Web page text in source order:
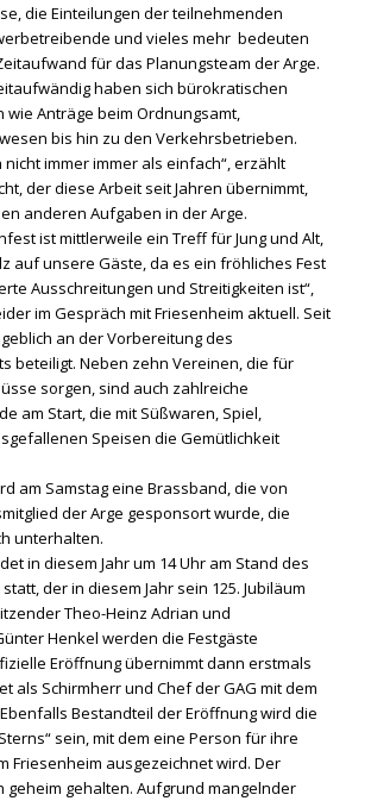
die Einteilungen der teilnehmenden
und vieles mehr bedeuten
für das Planungsteam der Arge.
haben sich bürokratischen
Anträge beim Ordnungsamt,
bis hin zu den Verkehrsbetrieben.
nicht immer immer als einfach“, erzählt
der diese Arbeit seit Jahren übernimmt,
anderen Aufgaben in der Arge.
ist mittlerweile ein Treff für Jung und Alt,
auf unsere Gäste, da es ein fröhliches Fest
Ausschreitungen und Streitigkeiten ist“,
im Gespräch mit Friesenheim aktuell. Seit
an der Vorbereitung des
beteiligt. Neben zehn Vereinen, die für
sorgen, sind auch zahlreiche
am Start, die mit Süßwaren, Spiel,
Speisen die Gemütlichkeit
am Samstag eine Brassband, die von
der Arge gesponsort wurde, die
unterhalten.
in diesem Jahr um 14 Uhr am Stand des
der in diesem Jahr sein 125. Jubiläum
Theo-Heinz Adrian und
Henkel werden die Festgäste
Eröffnung übernimmt dann erstmals
als Schirmherr und Chef der GAG mit dem
Bestandteil der Eröffnung wird die
sein, mit dem eine Person für ihre
Friesenheim ausgezeichnet wird. Der
geheim gehalten. Aufgrund mangelnder